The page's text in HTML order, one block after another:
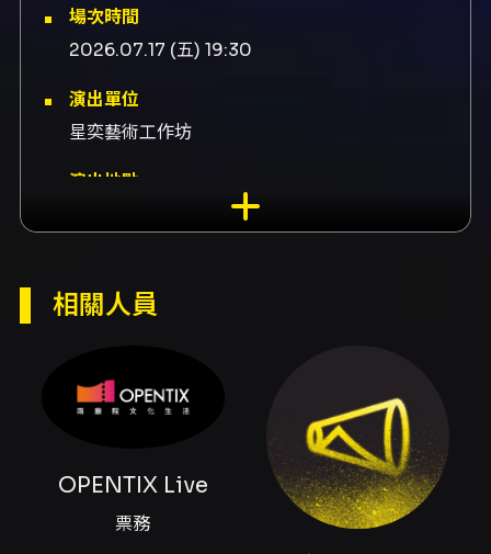
場次時間
2026.07.17 (五) 19:30
演出單位
星奕藝術工作坊
演出地點
高雄市文化局-高雄市音樂館-演奏廳 高雄市鹽埕
演出團隊
中學合唱社
《曦‑Solis Oriens》高雄女中合唱音樂會，是由
高雄女中合唱團在周奕伶老師帶領下，以青春歌
聲呈現的合唱專場。高雄女中合唱團是一群熱愛
相關人員
OPENTIX Live
票務